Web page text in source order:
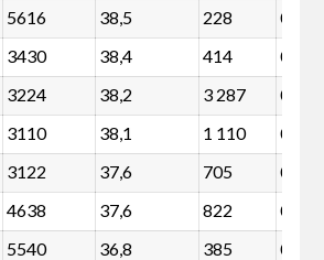
5616 38,5 228 0,0
3430 38,4 414 0,1
3224 38,2 3 287 0,6
3110 38,1 1 110 0,2
3122 37,6 705 0,1
4638 37,6 822 0,1
5540 36,8 385 0,1